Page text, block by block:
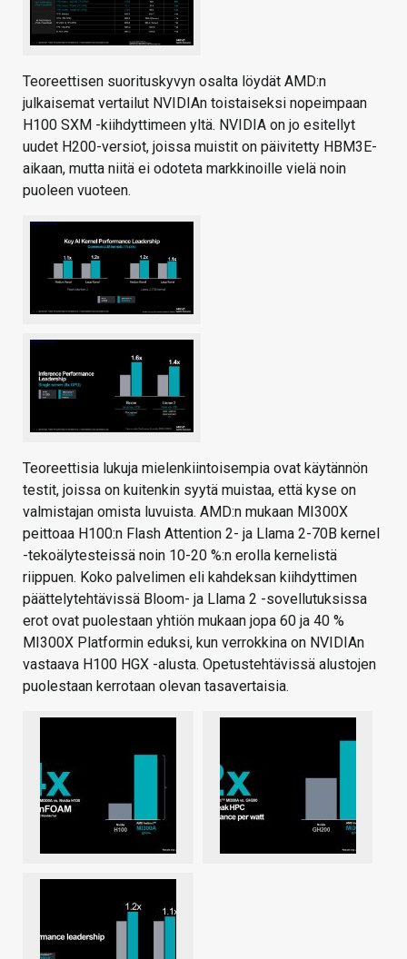
Teoreettisen suorituskyvyn osalta löydät AMD:n
julkaisemat vertailut NVIDIAn toistaiseksi nopeimpaan
H100 SXM -kiihdyttimeen yltä. NVIDIA on jo esitellyt
uudet H200-versiot, joissa muistit on päivitetty HBM3E-
aikaan, mutta niitä ei odoteta markkinoille vielä noin
puoleen vuoteen.
Teoreettisia lukuja mielenkiintoisempia ovat käytännön
testit, joissa on kuitenkin syytä muistaa, että kyse on
valmistajan omista luvuista. AMD:n mukaan MI300X
peittoaa H100:n Flash Attention 2- ja Llama 2-70B kernel
-tekoälytesteissä noin 10-20 %:n erolla kernelistä
riippuen. Koko palvelimen eli kahdeksan kiihdyttimen
päättelytehtävissä Bloom- ja Llama 2 -sovellutuksissa
erot ovat puolestaan yhtiön mukaan jopa 60 ja 40 %
MI300X Platformin eduksi, kun verrokkina on NVIDIAn
vastaava H100 HGX -alusta. Opetustehtävissä alustojen
puolestaan kerrotaan olevan tasavertaisia.